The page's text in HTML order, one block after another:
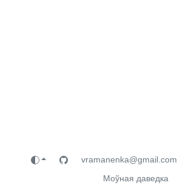
vramanenka@gmail.com
Моўная даведка